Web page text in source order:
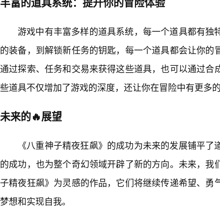
游戏中有丰富多样的道具系统，每一个道具都有独
的装备，到解锁新任务的钥匙，每一个道具都会让你的
通过探索、任务和交易来获得这些道具，也可以通过合
些道具不仅增加了游戏的深度，还让你在冒险中有更多
未来的🔥展望
《八重神子精夜狂飙》的成功为未来的发展铺平
的成功，也为整个奇幻领域开辟了新的方向。未来，我
子精夜狂飙》为灵感的作品，它们将继续传递希望、勇
梦想和实现自我。